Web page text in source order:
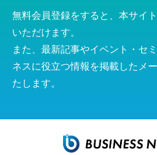
無料会員登録をすると、本サイ
いただけます。
また、最新記事やイベント・セ
ネスに役立つ情報を掲載したメ
たします。